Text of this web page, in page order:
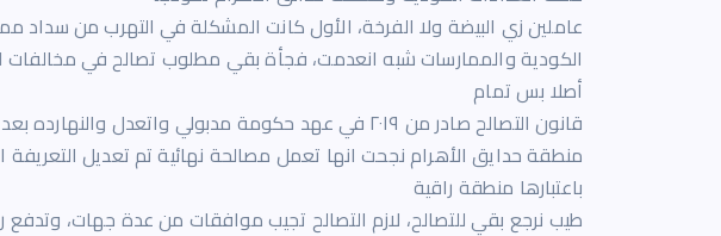
عاملين زي البيضة ولا الفرخة، الأول كانت المشكلة في التهرب من سداد
الكودية والممارسات شبه انعدمت، فجأة بقي مطلوب تصالح في مخالفات
أصلا بس تمام
منطقة حدايق الأهرام نجحت انها تعمل مصالحة نهائية تم تعديل التعريفة
باعتبارها منطقة راقية
طيب نرجع بقي للتصالح، لازم التصالح تجيب موافقات من عدة جهات،